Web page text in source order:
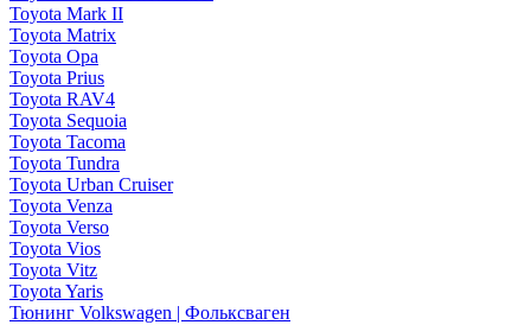
Toyota Mark II
Toyota Matrix
Toyota Opa
Toyota Prius
Toyota RAV4
Toyota Sequoia
Toyota Tacoma
Toyota Tundra
Toyota Urban Cruiser
Toyota Venza
Toyota Verso
Toyota Vios
Toyota Vitz
Toyota Yaris
Тюнинг Volkswagen | Фольксваген